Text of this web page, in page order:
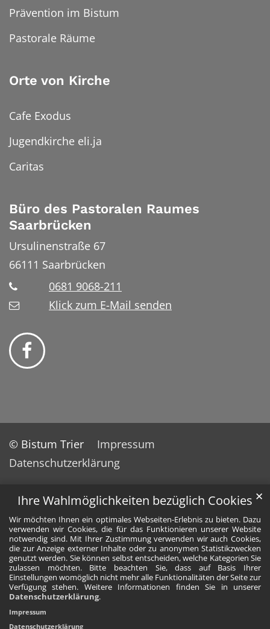
Ihre Wahlmöglichkeiten bezüglich Cookies
Wir möchten Ihnen ein optimales Webseiten-Erlebnis zu bieten. Dazu
verwenden wir Cookies, die für das Funktionieren unserer Website
notwendig sind. Mit Ihrer Zustimmung verwenden wir auch Cookies,
die zur Anzeige externer Inhalte oder zu anonymen Statistikzwecken
genutzt werden. Sie können selbst entscheiden, welche Kategorien Sie
zulassen möchten. Bitte beachten Sie, dass auf Basis Ihrer
Einstellungen womöglich nicht mehr alle Funktionalitäten der Seite zur
Verfügung stehen. Weitere Informationen finden Sie in unserer
Datenschutzerklärung.
✕
Impressum
Datenschutzerklärung
Prävention im Bistum
Pastorale Räume
Orte von Kirche
Cafe Exodus
Jugendkirche eli.ja
Caritas
Büro des Pastoralen Raumes
Saarbrücken
Ursulinenstraße 67
66111 Saarbrücken
0681 9068-211
Klick zum E-Mail senden
© Bistum Trier
Impressum
Datenschutzerklärung